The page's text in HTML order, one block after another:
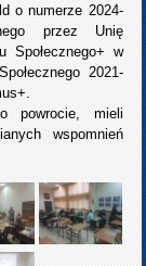
o numerze 2024-
przez Unię
Społecznego+ w
2021-
powrocie, mieli
wspomnień